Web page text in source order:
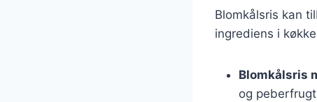
Blomkålsris kan
ingrediens i
Blomkålsris
og